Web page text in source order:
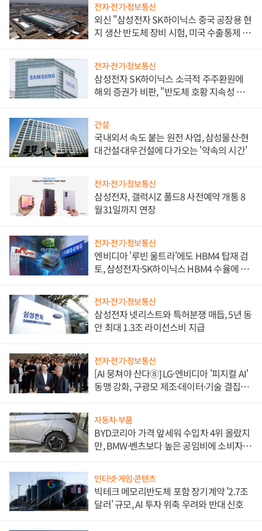
전자·전기·정보통신
외신 "삼성전자 SK하이닉스 중국 공장용 현
지 생산 반도체 장비 시험, 미국 수출통제 대
전자·전기·정보통신
삼성전자 SK하이닉스 소극적 주주환원에
해외 증권가 비판, "반도체 호황 지속성 의
건설
국내외서 속도 붙는 원전 사업, 삼성물산·현
대건설·대우건설에 다가오는 '약속의 시간'
전자·전기·정보통신
삼성전자, 갤럭시Z 폴드8 사전예약 개통 8
월31일까지 연장
전자·전기·정보통신
엔비디아 '루빈 울트라'에도 HBM4 탑재 검
토, 삼성전자·SK하이닉스 HBM4 수율에 주
전자·전기·정보통신
삼성전자 넷리스트와 특허분쟁 매듭, 5년 동
안 최대 1.3조 라이선스비 지급
전자·전기·정보통신
[AI 뭉쳐야 산다⑧] LG·엔비디아 '피지컬 AI'
동맹 강화, 구광모 제조·데이터·기술 결집
자동차·부품
BYD코리아 가격 앞세워 수입차 4위 올랐지
만, BMW·벤츠보다 높은 공임비에 소비자
인터넷·게임·콘텐츠
빅테크 메모리반도체 포함 장기계약 '2.7조
달러' 규모, AI 투자 위축 우려와 반대 신호